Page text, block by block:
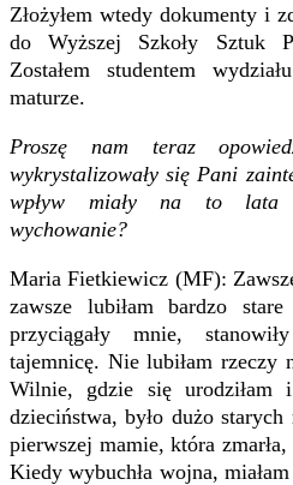
Złożyłem wtedy dokumenty i
do Wyższej Szkoły Sztuk
Zostałem studentem
maturze.
Proszę nam teraz
wykrystalizowały się Pani
wpływ miały na to lata
wychowanie?
Maria Fietkiewicz (MF):
zawsze lubiłam bardzo
przyciągały mnie,
tajemnicę. Nie lubiłam rzeczy
Wilnie, gdzie się urodziłam
dzieciństwa, było dużo
pierwszej mamie, która
Kiedy wybuchła wojna,